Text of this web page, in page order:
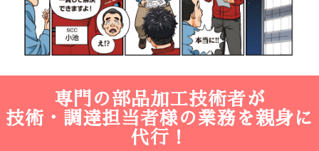
専門の部品加工技術者が
技術・調達担当者様の業務を親身に
代行！